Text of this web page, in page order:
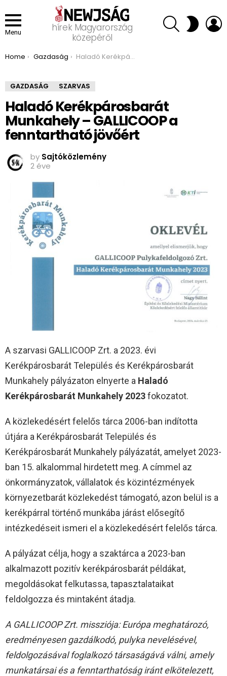
Menu
hírek Magyarország
közepéről
SEARCH SWITCH
SKIN
You are here:
Home Gazdaság Haladó Kerékpárosbarát Munkahely – GALLICOOP a fenntartható jövőért
GAZDASÁG SZARVAS
Haladó Kerékpárosbarát
Munkahely – GALLICOOP a
fenntartható jövőért
by Sajtóközlemény
2 éve
A szarvasi GALLICOOP Zrt. a 2023. évi
Kerékpárosbarát Település és Kerékpárosbarát
Munkahely pályázaton elnyerte a Haladó
Kerékpárosbarát Munkahely 2023fokozatot.
A közlekedésért felelős tárca 2006-ban indította
útjára a Kerékpárosbarát Település és
Kerékpárosbarát Munkahely pályázatát, amelyet 2023-
ban 15. alkalommal hirdetett meg. A címmel az
önkormányzatok, vállalatok és közintézmények
környezetbarát közlekedést támogató, azon belül is a
kerékpárral történő munkába járást elősegítő
intézkedéseit ismeri el a közlekedésért felelős tárca.
A pályázat célja, hogy a szaktárca a 2023-ban
alkalmazott pozitív kerékpárosbarát példákat,
megoldásokat felkutassa, tapasztalataikat
feldolgozza és mintaként átadja.
A GALLICOOP Zrt. missziója: Európa meghatározó,
eredményesen gazdálkodó, pulyka nevelésével,
feldolgozásával foglalkozó társaságává válni, amely
munkatársai és a fenntarthatóság iránt elkötelezett,